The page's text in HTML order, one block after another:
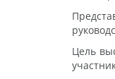
Цель